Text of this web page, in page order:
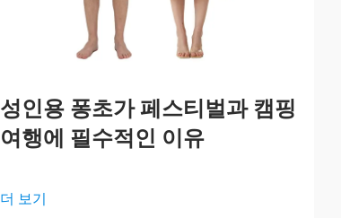
성인용 퐁초가 페스티벌과 캠핑
여행에 필수적인 이유
더 보기